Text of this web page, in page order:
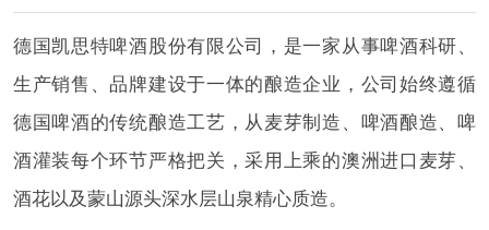
德国凯思特啤酒股份有限公司，是一家从事啤酒科研、
生产销售、品牌建设于一体的酿造企业，公司始终遵循
德国啤酒的传统酿造工艺，从麦芽制造、啤酒酿造、啤
酒灌装每个环节严格把关，采用上乘的澳洲进口麦芽、
酒花以及蒙山源头深水层山泉精心质造。